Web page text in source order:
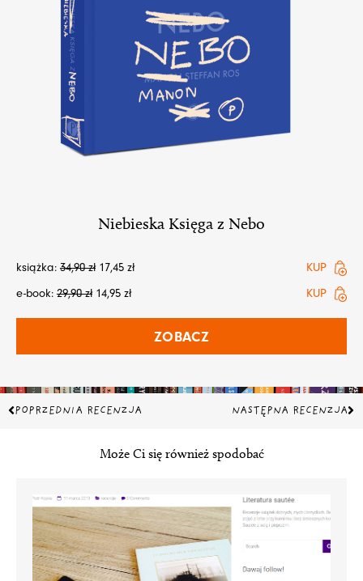
Niebieska Księga z Nebo
książka: 34,90zł 17,45 zł
KUP
e-book: 29,90zł 14,95 zł KUP
ZOBACZ
Prev
POPRZEDNIA RECENZJA NASTĘPNA RECENZJA
Może Ci się również spodobać